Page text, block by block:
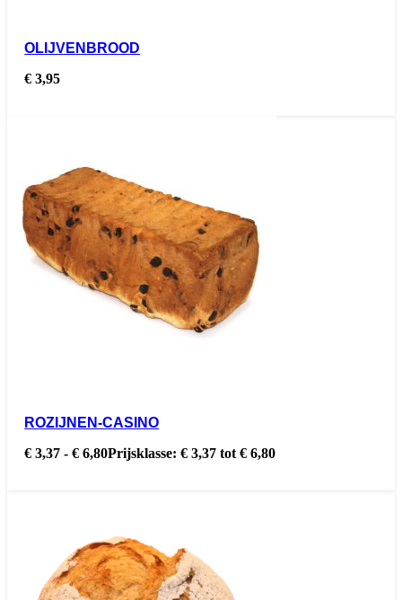
OLIJVENBROOD
€ 3,95
ROZIJNEN-CASINO
€ 3,37 - € 6,80Prijsklasse: € 3,37 tot € 6,80